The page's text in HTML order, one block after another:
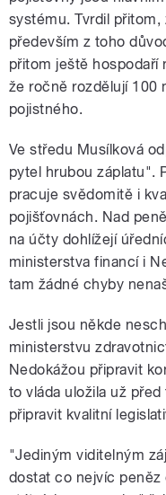
systému. Tvrdil přitom,
především z toho
přitom ještě hospodaří
že ročně rozdělují 100
pojistného.
Ve středu Musílková
pytel hrubou záplatu".
pracuje svědomitě i
pojišťovnách. Nad
na účty dohlížejí
ministerstva financí i
tam žádné chyby
Jestli jsou někde
ministerstvu
Nedokážou připravit
to vláda uložila už
připravit kvalitní
"Jediným viditelným
dostat co nejvíc